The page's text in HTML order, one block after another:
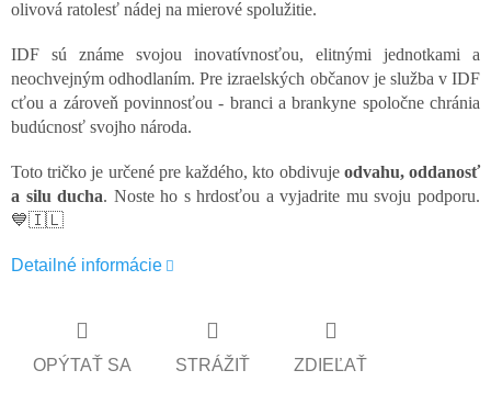
olivová ratolesť nádej na mierové spolužitie.
IDF sú známe svojou inovatívnosťou, elitnými jednotkami a
neochvejným odhodlaním. Pre izraelských občanov je služba v IDF
cťou a zároveň povinnosťou - branci a brankyne spoločne chránia
budúcnosť svojho národa.
Toto tričko je určené pre každého, kto obdivuje odvahu, oddanosť
a silu ducha. Noste ho s hrdosťou a vyjadrite mu svoju podporu.
💙🇮🇱
Detailné informácie
OPÝTAŤ SA STRÁŽIŤ ZDIEĽAŤ